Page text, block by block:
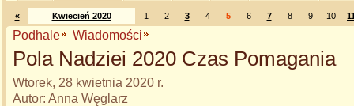
« Kwiecień 2020 1 2 3 4 5 6 7 8 9 10
Podhale Wiadomości
Pola Nadziei 2020 Czas Pomagania
Wtorek, 28 kwietnia 2020 r.
Autor: Anna Węglarz